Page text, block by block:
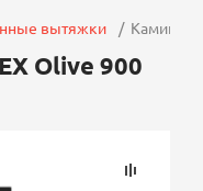
вытяжки
Olive 900